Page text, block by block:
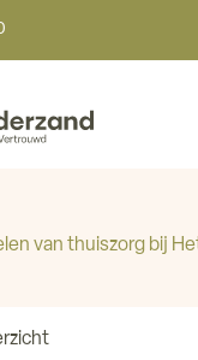
van thuiszorg bij